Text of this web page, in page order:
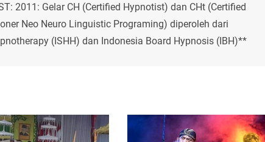
2011: Gelar CH (Certified Hypnotist) dan CHt (Certified
Neo Neuro Linguistic Programing) diperoleh dari
(ISHH) dan Indonesia Board Hypnosis (IBH)**